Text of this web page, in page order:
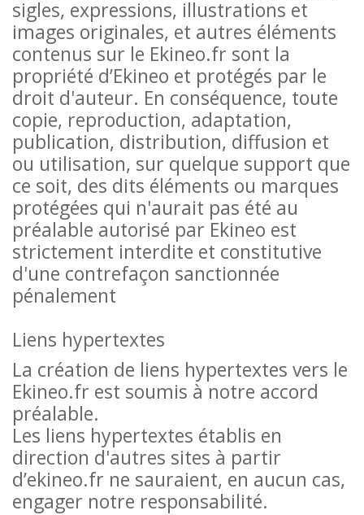
sigles, expressions, illustrations et
images originales, et autres éléments
contenus sur le Ekineo.fr sont la
propriété d’Ekineo et protégés par le
droit d'auteur. En conséquence, toute
copie, reproduction, adaptation,
publication, distribution, diffusion et
ou utilisation, sur quelque support que
ce soit, des dits éléments ou marques
protégées qui n'aurait pas été au
préalable autorisé par Ekineo est
strictement interdite et constitutive
d'une contrefaçon sanctionnée
pénalement
Liens hypertextes
La création de liens hypertextes vers le
Ekineo.fr est soumis à notre accord
préalable.
Les liens hypertextes établis en
direction d'autres sites à partir
d’ekineo.fr ne sauraient, en aucun cas,
engager notre responsabilité.